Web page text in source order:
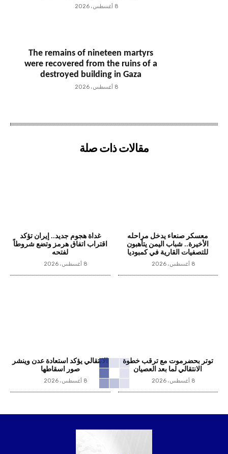
8 أغسطس، 2026
The remains of nineteen martyrs
were recovered from the ruins of a
destroyed building in Gaza
8 أغسطس، 2026
مقالات ذات صلة
معسكر صنعاء يدخل مراحله
الأخيرة.. شباب اليمن يتأهبون
للتصفيات القارية في كمبوديا
8 أغسطس، 2026
غداة هجوم جديد.. إيران تؤكد
اقتراب اتفاق هرمز وتضع شروطاً
لفتحه
8 أغسطس، 2026
توتر بحضرموت مع ترقب خطوة
الانتقالي لما بعد العصيان
8 أغسطس، 2026
الانتقالي يؤكد استعادة عدن وينشر
صور اسقاطها
8 أغسطس، 2026